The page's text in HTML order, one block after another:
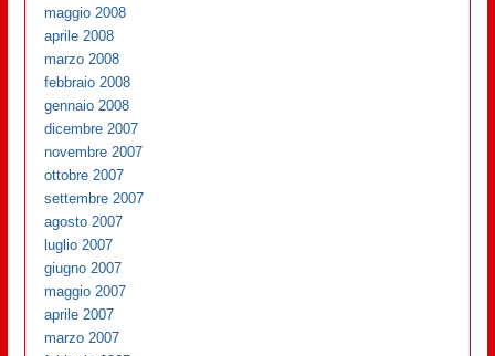
maggio 2008
aprile 2008
marzo 2008
febbraio 2008
gennaio 2008
dicembre 2007
novembre 2007
ottobre 2007
settembre 2007
agosto 2007
luglio 2007
giugno 2007
maggio 2007
aprile 2007
marzo 2007